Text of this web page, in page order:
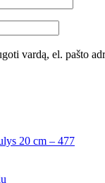
vardą, el. pašto